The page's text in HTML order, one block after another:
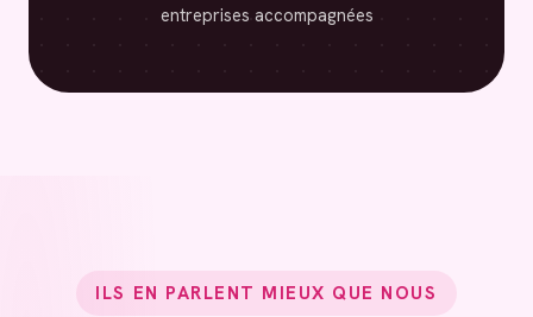
entreprises accompagnées
ILS EN PARLENT MIEUX QUE NOUS